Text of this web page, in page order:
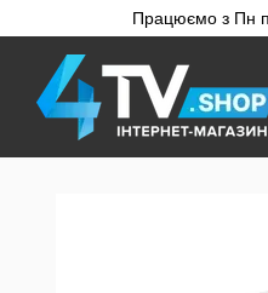
Перейти к основному контенту
Працюємо з Пн